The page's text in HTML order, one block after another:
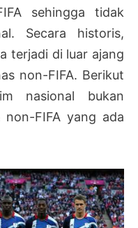
sehingga tidak
Secara historis,
terjadi di luar ajang
non-FIFA. Berikut
nasional bukan
non-FIFA yang ada